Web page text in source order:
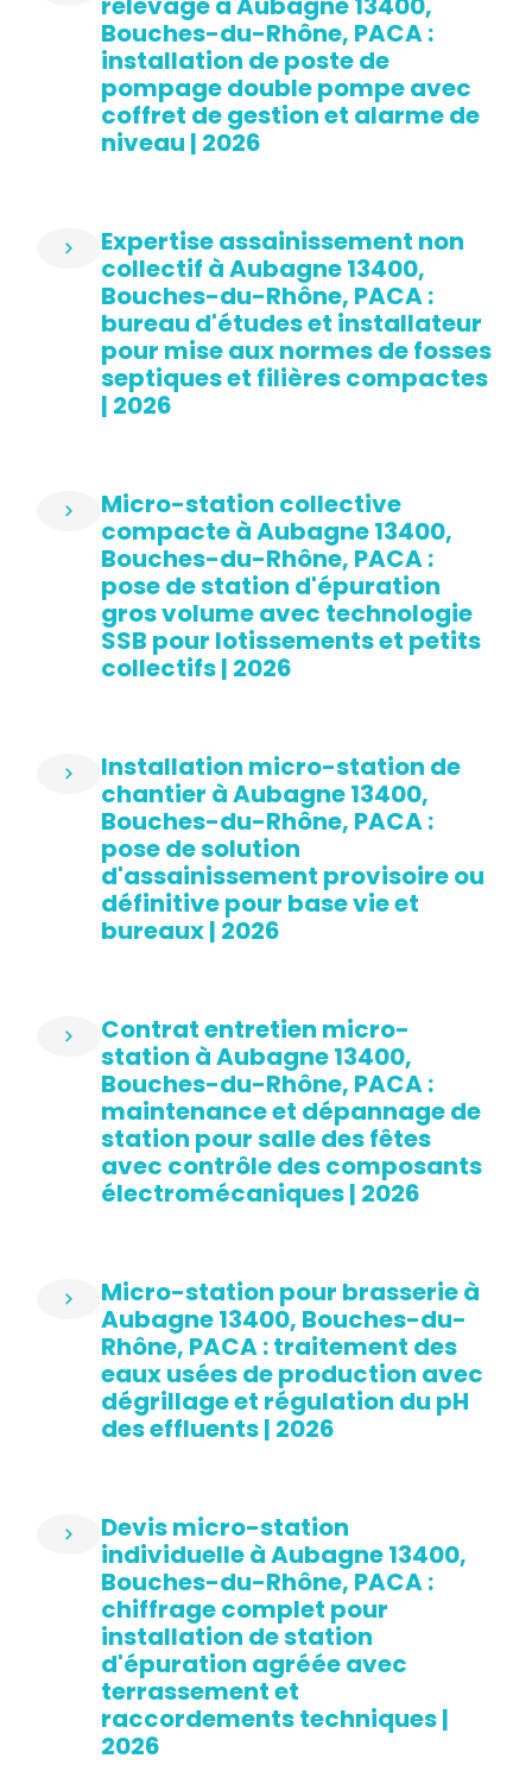
Bouches-du-Rhône, PACA :
installation de poste de
pompage double pompe avec
coffret de gestion et alarme de
niveau | 2026
Expertise assainissement non
collectif à Aubagne 13400,
Bouches-du-Rhône, PACA :
bureau d'études et installateur
pour mise aux normes de fosses
septiques et filières compactes
| 2026
Micro-station collective
compacte à Aubagne 13400,
Bouches-du-Rhône, PACA :
pose de station d'épuration
gros volume avec technologie
SSB pour lotissements et petits
collectifs | 2026
Installation micro-station de
chantier à Aubagne 13400,
Bouches-du-Rhône, PACA :
pose de solution
d'assainissement provisoire ou
définitive pour base vie et
bureaux | 2026
Contrat entretien micro-
station à Aubagne 13400,
Bouches-du-Rhône, PACA :
maintenance et dépannage de
station pour salle des fêtes
avec contrôle des composants
électromécaniques | 2026
Micro-station pour brasserie à
Aubagne 13400, Bouches-du-
Rhône, PACA : traitement des
eaux usées de production avec
dégrillage et régulation du pH
des effluents | 2026
Devis micro-station
individuelle à Aubagne 13400,
Bouches-du-Rhône, PACA :
chiffrage complet pour
installation de station
d'épuration agréée avec
terrassement et
raccordements techniques |
2026